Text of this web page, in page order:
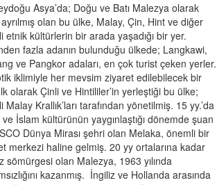
Asya’da; Doğu ve Batı Malezya olarak
olan bu ülke, Malay, Çin, Hint ve diğer
etnik kültürlerin bir arada yaşadığı bir yer.
fazla adanın bulunduğu ülkede; Langkawi,
ve Pangkor adaları, en çok turist çeken yerler.
iklimiyle her mevsim ziyaret edilebilecek bir
olarak Çinli ve Hintililer’in yerleştiği bu ülke;
Malay Krallık’ları tarafından yönetilmiş. 15 yy.’da
İslam kültürünün yaygınlaştığı dönemde şuan
Dünya Mirası şehri olan Melaka, önemli bir
merkezi haline gelmiş. 20 yy ortalarına kadar
sömürgesi olan Malezya, 1963 yılında
kazanmış. İngiliz ve Hollanda arasında